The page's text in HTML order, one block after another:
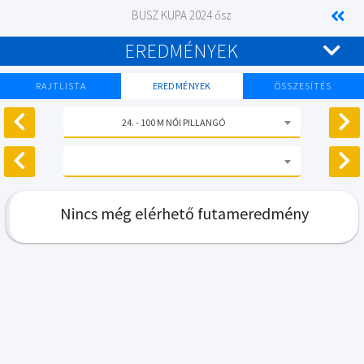
BUSZ KUPA 2024 ősz
EREDMÉNYEK
RAJTLISTA EREDMÉNYEK ÖSSZESÍTÉS
24. - 100 M NŐI PILLANGÓ
Nincs még elérhető futameredmény